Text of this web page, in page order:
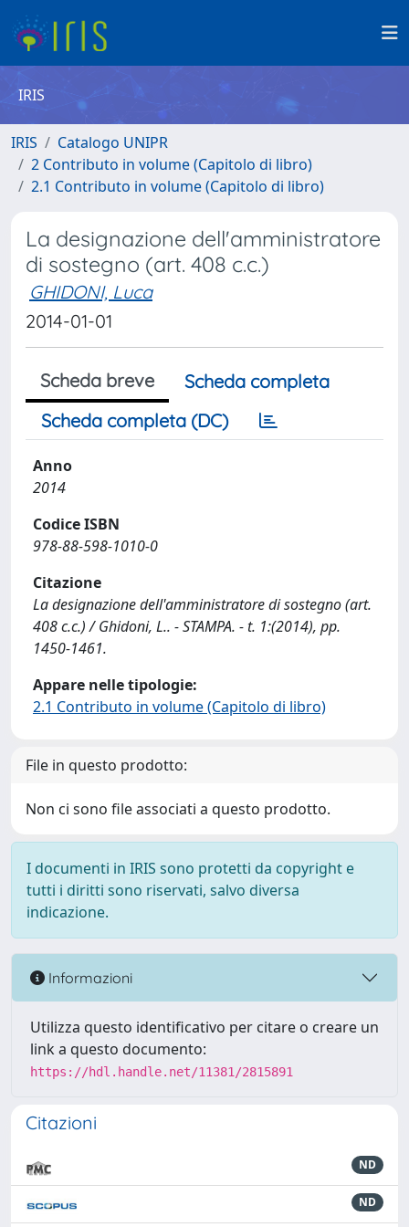
IRIS
IRIS
Catalogo UNIPR
2 Contributo in volume (Capitolo di libro)
2.1 Contributo in volume (Capitolo di libro)
La designazione dell'amministratore
di sostegno (art. 408 c.c.)
GHIDONI, Luca
2014-01-01
Scheda breve
Scheda completa
Scheda completa (DC)
Anno
2014
Codice ISBN
978-88-598-1010-0
Citazione
La designazione dell'amministratore di sostegno (art.
408 c.c.) / Ghidoni, L.. - STAMPA. - t. 1:(2014), pp.
1450-1461.
Appare nelle tipologie:
2.1 Contributo in volume (Capitolo di libro)
File in questo prodotto:
Non ci sono file associati a questo prodotto.
I documenti in IRIS sono protetti da copyright e
tutti i diritti sono riservati, salvo diversa
indicazione.
Informazioni
Utilizza questo identificativo per citare o creare un
link a questo documento:
https://hdl.handle.net/11381/2815891
Citazioni
ND
ND